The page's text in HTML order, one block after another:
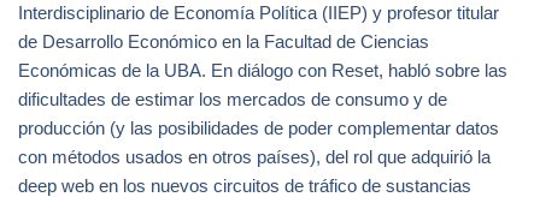
Interdisciplinario de Economía Política (IIEP) y profesor titular
de Desarrollo Económico en la Facultad de Ciencias
Económicas de la UBA. En diálogo con Reset, habló sobre las
dificultades de estimar los mercados de consumo y de
producción (y las posibilidades de poder complementar datos
con métodos usados en otros países), del rol que adquirió la
deep web en los nuevos circuitos de tráfico de sustancias